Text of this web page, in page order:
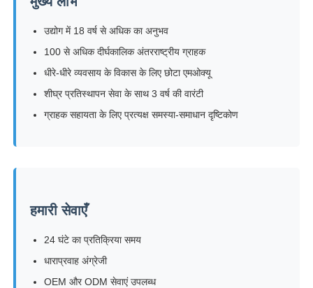
उद्योग में 18 वर्ष से अधिक का अनुभव
100 से अधिक दीर्घकालिक अंतरराष्ट्रीय ग्राहक
धीरे-धीरे व्यवसाय के विकास के लिए छोटा एमओक्यू
शीघ्र प्रतिस्थापन सेवा के साथ 3 वर्ष की वारंटी
ग्राहक सहायता के लिए प्रत्यक्ष समस्या-समाधान दृष्टिकोण
हमारी सेवाएँ
24 घंटे का प्रतिक्रिया समय
धाराप्रवाह अंग्रेजी
OEM और ODM सेवाएं उपलब्ध